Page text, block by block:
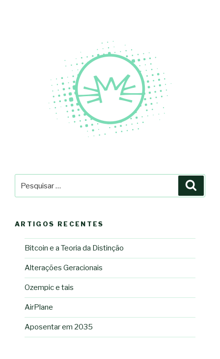
ARTIGOS RECENTES
Bitcoin e a Teoria da Distinção
Alterações Geracionais
Ozempic e tais
AirPlane
Aposentar em 2035